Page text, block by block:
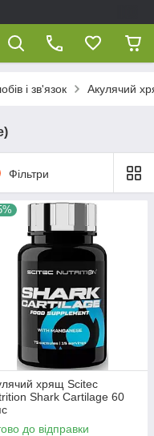
і зв'язок Акулячий
Фільтри
хрящ Scitec
Shark Cartilage 60
до відправки